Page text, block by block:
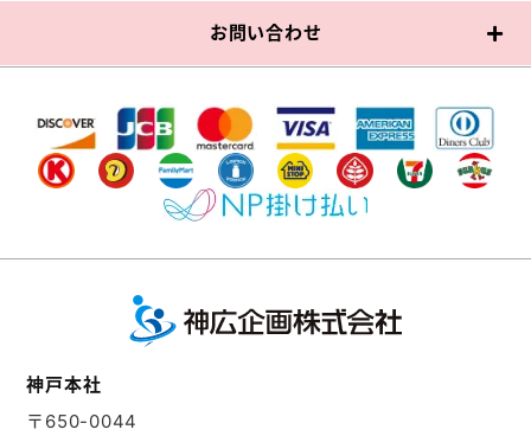
お問い合わせ
神戸本社
〒650-0044